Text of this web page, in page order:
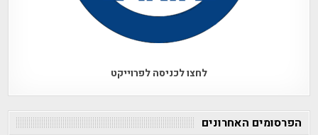
לחצו לכניסה לפרוייקט
הפרסומים האחרונים